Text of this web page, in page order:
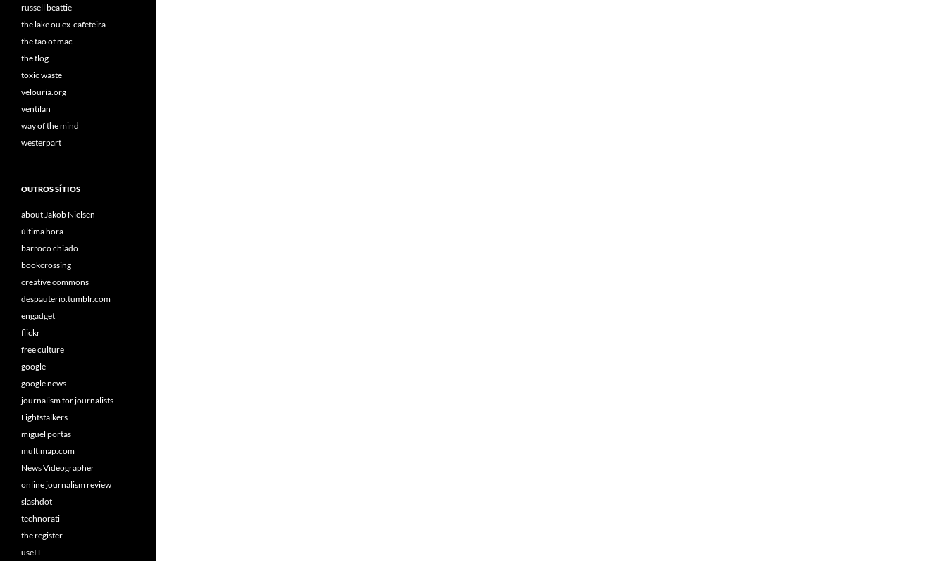
russell beattie
the lake ou ex-cafeteira
the tao of mac
the tlog
toxic waste
velouria.org
ventilan
way of the mind
westerpart
OUTROS SÍTIOS
about Jakob Nielsen
última hora
barroco chiado
bookcrossing
creative commons
despauterio.tumblr.com
engadget
flickr
free culture
google
google news
journalism for journalists
Lightstalkers
miguel portas
multimap.com
News Videographer
online journalism review
slashdot
technorati
the register
useIT